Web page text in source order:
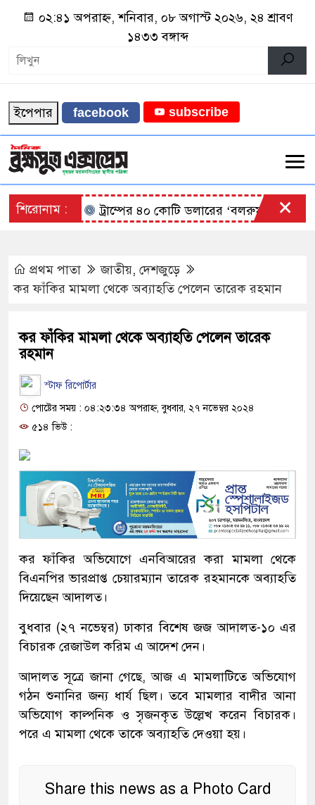
০২:৪১ অপরাহ্ন, শনিবার, ০৮ অগাস্ট ২০২৬, ২৪ শ্রাবণ
১৪৩৩ বঙ্গাব্দ
ইপেপার facebook subscribe
শিরোনাম : ট্রাম্পের ৪০ কোটি ডলারের ‘বলরুম প্রকল্প’
×
প্রথম পাতা জাতীয়, দেশজুড়ে
কর ফাঁকির মামলা থেকে অব্যাহতি পেলেন তারেক রহমান
কর ফাঁকির মামলা থেকে অব্যাহতি পেলেন তারেক
রহমান
স্টাফ রিপোর্টার
পোষ্টের সময় : ০৪:২৩:৩৪ অপরাহ্ন, বুধবার, ২৭ নভেম্বর ২০২৪
৫১৪ ভিউ :
কর ফাঁকির অভিযোগে এনবিআরের করা মামলা থেকে
বিএনপির ভারপ্রাপ্ত চেয়ারম্যান তারেক রহমানকে অব্যাহতি
দিয়েছেন আদালত।
বুধবার (২৭ নভেম্বর) ঢাকার বিশেষ জজ আদালত-১০ এর
বিচারক রেজাউল করিম এ আদেশ দেন।
আদালত সূত্রে জানা গেছে, আজ এ মামলাটিতে অভিযোগ
গঠন শুনানির জন্য ধার্য ছিল। তবে মামলার বাদীর আনা
অভিযোগ কাল্পনিক ও সৃজনকৃত উল্লেখ করেন বিচারক।
পরে এ মামলা থেকে তাকে অব্যাহতি দেওয়া হয়।
Share this news as a Photo Card